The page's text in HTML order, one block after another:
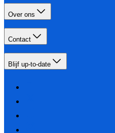
Over ons
Contact
Blijf up-to-date